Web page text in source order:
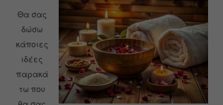
Θα σας
δώσω
κάποιες
ιδέες
παρακά
τω που